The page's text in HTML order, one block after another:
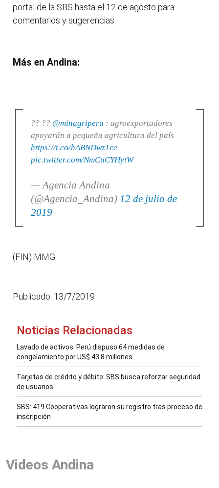
portal de la SBS hasta el 12 de agosto para
comentarios y sugerencias.
Más en Andina:
?? ?? @minagriperu : agroexportadores
apoyarán a pequeña agricultura del país
https://t.co/hABNDwz1ce
pic.twitter.com/NmCuCYHytW
— Agencia Andina
(@Agencia_Andina) 12 de julio de
2019
(FIN) MMG
Publicado: 13/7/2019
Noticias Relacionadas
Lavado de activos: Perú dispuso 64 medidas de
congelamiento por US$ 43.8 millones
Tarjetas de crédito y débito: SBS busca reforzar seguridad
de usuarios
SBS: 419 Cooperativas lograron su registro tras proceso de
inscripción
Videos Andina